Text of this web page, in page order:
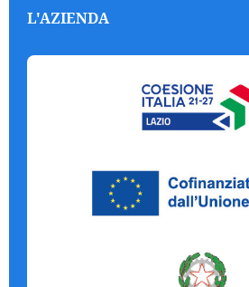
L'AZIENDA